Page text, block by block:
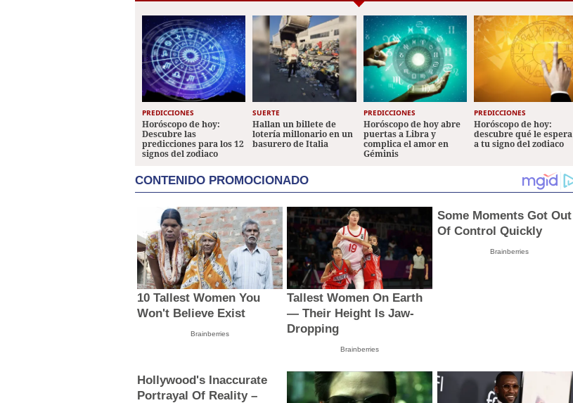
PREDICCIONES
Horóscopo de hoy:
Descubre las
predicciones para los 12
signos del zodiaco
SUERTE
Hallan un billete de
lotería millonario en un
basurero de Italia
PREDICCIONES
Horóscopo de hoy abre
puertas a Libra y
complica el amor en
Géminis
PREDICCIONES
Horóscopo de hoy:
descubre qué le espera
a tu signo del zodiaco
CONTENIDO PROMOCIONADO
10 Tallest Women You
Won't Believe Exist
Brainberries
Tallest Women On Earth
— Their Height Is Jaw-
Dropping
Brainberries
Some Moments Got Out
Of Control Quickly
Brainberries
Hollywood's Inaccurate
Portrayal Of Reality –